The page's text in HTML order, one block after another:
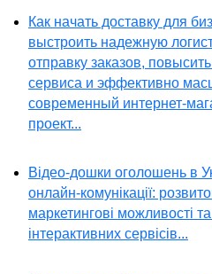
Как начать доставку для
выстроить надежную
отправку заказов,
сервиса и эффективно
современный интернет-
проект...
Відео-дошки оголошень в
онлайн-комунікації:
маркетингові можливості
інтерактивних сервісів...